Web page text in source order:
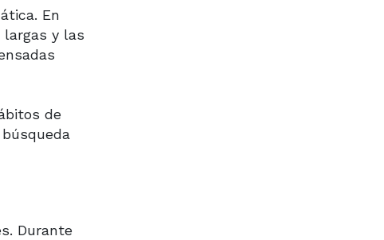
En
largas y las
de
Durante